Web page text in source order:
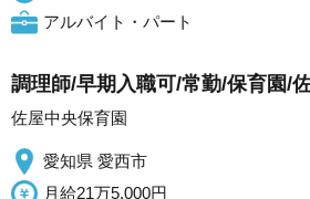
アルバイト・パート
調理師/早期入職可/常勤/保育園/
佐屋中央保育園
愛知県 愛西市
月給21万5,000円